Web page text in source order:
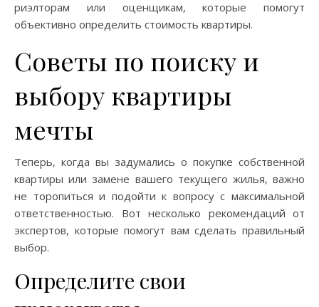
риэлторам или оценщикам, которые помогут
объективно определить стоимость квартиры.
Советы по поиску и
выбору квартиры
мечты
Теперь, когда вы задумались о покупке собственной
квартиры или замене вашего текущего жилья, важно
не торопиться и подойти к вопросу с максимальной
ответственностью. Вот несколько рекомендаций от
экспертов, которые помогут вам сделать правильный
выбор.
Определите свои